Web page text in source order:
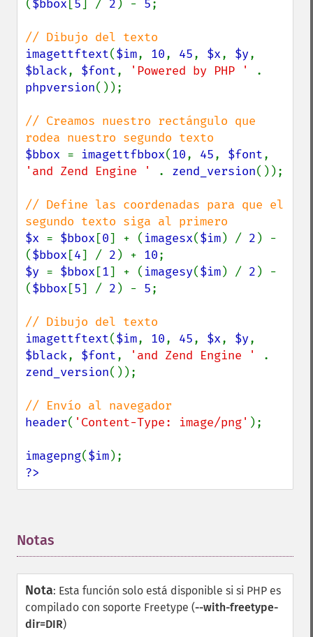
($bbox [5] / 2 ) - 5;
imagettftext($im, 10, 45, $x, $y
$black, $font, 'Powered by PHP '
phpversion());
// Creamos nuestro rectángulo que
$bbox = imagettfbbox(10, 45, $font
'and Zend Engine '
. zend_version());
// Define las coordenadas para que el
$x = $bbox [0] + ( imagesx($im) / 2 ) -
($bbox [4] / 2 ) + 10
$y = $bbox [1] + ( imagesy($im) / 2 ) -
($bbox [5] / 2 ) - 5;
imagettftext($im, 10, 45, $x, $y
$black, $font, 'and Zend Engine '
zend_version());
header( 'Content-Type: image/png' );
imagepng($im
?>
Notas
Nota: Esta función solo está disponible si si PHP es
compilado con soporte Freetype (--with-freetype-
dir=DIR)